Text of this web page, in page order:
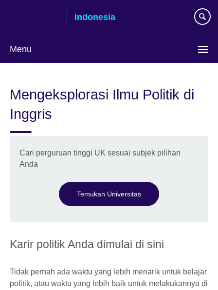
Indonesia
Menu
Mengeksplorasi Ilmu Politik di
Inggris
Cari perguruan tinggi UK sesuai subjek pilihan
Anda
Temukan Universitas
Karir politik Anda dimulai di sini
Tidak pernah ada waktu yang lebih menarik untuk belajar
politik, atau waktu yang lebih baik untuk melakukannya di